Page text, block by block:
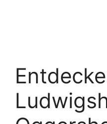
Entdecke